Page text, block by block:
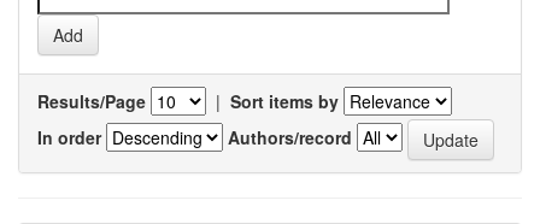
Results/Page | Sort items by
In order
Authors/record